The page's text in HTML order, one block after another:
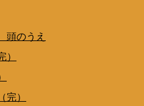
頭のうえ
）
完）